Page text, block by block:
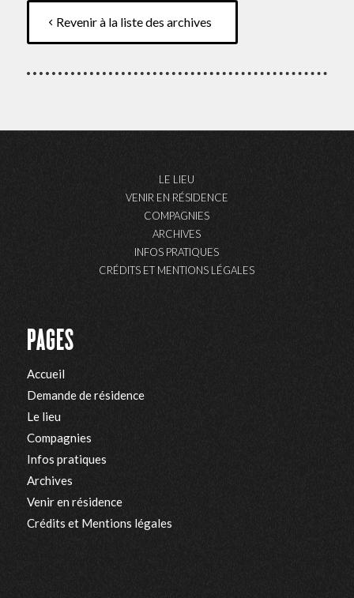
Revenir à la liste des archives
LE LIEU
VENIR EN RÉSIDENCE
COMPAGNIES
ARCHIVES
INFOS PRATIQUES
CRÉDITS ET MENTIONS LÉGALES
PAGES
Accueil
Demande de résidence
Le lieu
Compagnies
Infos pratiques
Archives
Venir en résidence
Crédits et Mentions légales